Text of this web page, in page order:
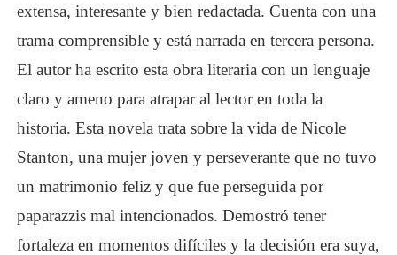
extensa, interesante y bien redactada. Cuenta con una
trama comprensible y está narrada en tercera persona.
El autor ha escrito esta obra literaria con un lenguaje
claro y ameno para atrapar al lector en toda la
historia. Esta novela trata sobre la vida de Nicole
Stanton, una mujer joven y perseverante que no tuvo
un matrimonio feliz y que fue perseguida por
paparazzis mal intencionados. Demostró tener
fortaleza en momentos difíciles y la decisión era suya,